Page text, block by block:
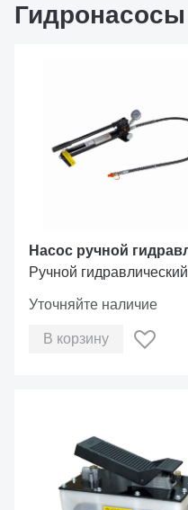
Гидронасосы
Насос ручной
Ручной
Уточняйте наличие
В корзину